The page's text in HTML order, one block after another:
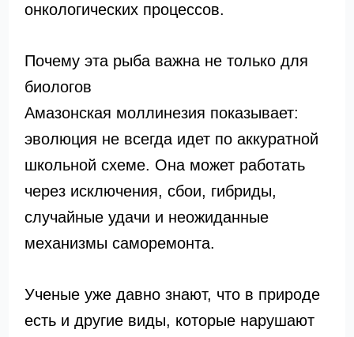
онкологических процессов.
Почему эта рыба важна не только для
биологов
Амазонская моллинезия показывает:
эволюция не всегда идет по аккуратной
школьной схеме. Она может работать
через исключения, сбои, гибриды,
случайные удачи и неожиданные
механизмы саморемонта.
Ученые уже давно знают, что в природе
есть и другие виды, которые нарушают